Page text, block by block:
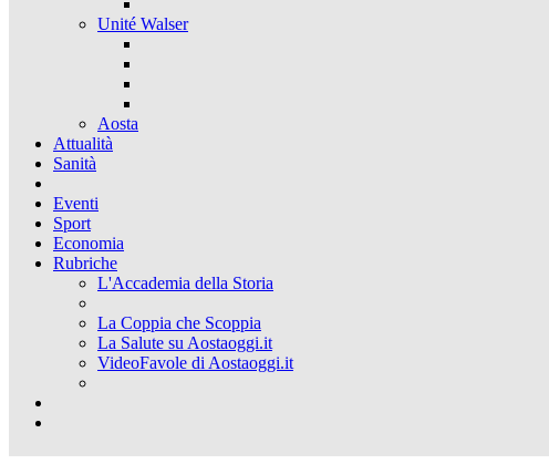
Unité Walser
Aosta
Attualità
Sanità
Eventi
Sport
Economia
Rubriche
L'Accademia della Storia
La Coppia che Scoppia
La Salute su Aostaoggi.it
VideoFavole di Aostaoggi.it